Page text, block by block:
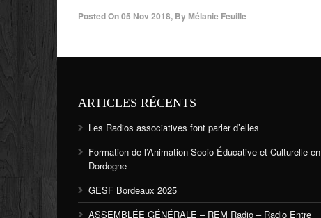
Posted On05 Nov 2018, By Mélanie Feuille
ARTICLES RÉCENTS
Les Radios associatives font parler d’elles
Formation de l’Animation Socio-Éducative et Culturelle en
Dordogne
GESF Bordeaux 2025
ASSEMBLÉE GÉNÉRALE – REM Radio – Radio Entre